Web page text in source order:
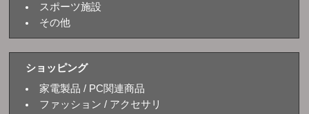
スポーツ施設
その他
ショッピング
家電製品 / PC関連商品
ファッション / アクセサリ